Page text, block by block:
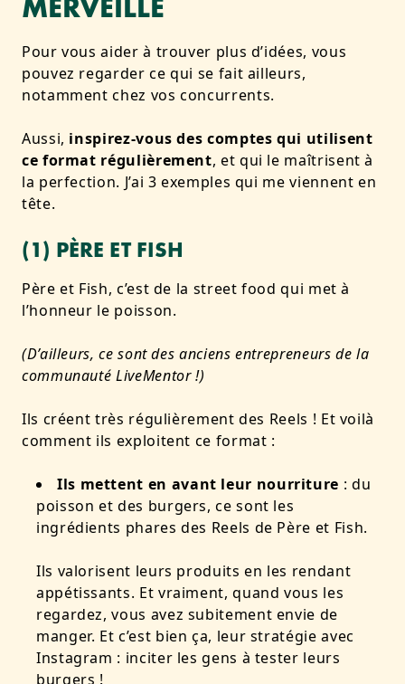
Pour vous aider à trouver plus d’idées, vous
pouvez regarder ce qui se fait ailleurs,
notamment chez vos concurrents.
Aussi, inspirez-vous des comptes qui utilisent
ce format régulièrement, et qui le maîtrisent à
la perfection. J’ai 3 exemples qui me viennent en
tête.
(1) PÈRE ET FISH
Père et Fish, c’est de la street food qui met à
l’honneur le poisson.
(D’ailleurs, ce sont des anciens entrepreneurs de la
communauté LiveMentor !)
Ils créent très régulièrement des Reels ! Et voilà
comment ils exploitent ce format :
Ils mettent en avant leur nourriture : du
poisson et des burgers, ce sont les
ingrédients phares des Reels de Père et Fish.
Ils valorisent leurs produits en les rendant
appétissants. Et vraiment, quand vous les
regardez, vous avez subitement envie de
manger. Et c’est bien ça, leur stratégie avec
Instagram : inciter les gens à tester leurs
burgers !